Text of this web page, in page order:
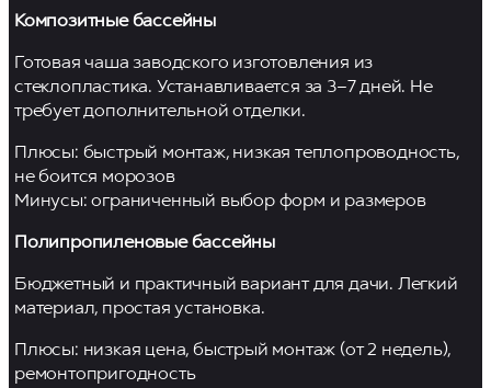
Композитные бассейны
Готовая чаша заводского изготовления из
стеклопластика. Устанавливается за 3–7 дней. Не
требует дополнительной отделки.
Плюсы: быстрый монтаж, низкая теплопроводность,
не боится морозов
Минусы: ограниченный выбор форм и размеров
Полипропиленовые бассейны
Бюджетный и практичный вариант для дачи. Легкий
материал, простая установка.
Плюсы: низкая цена, быстрый монтаж (от 2 недель),
ремонтопригодность